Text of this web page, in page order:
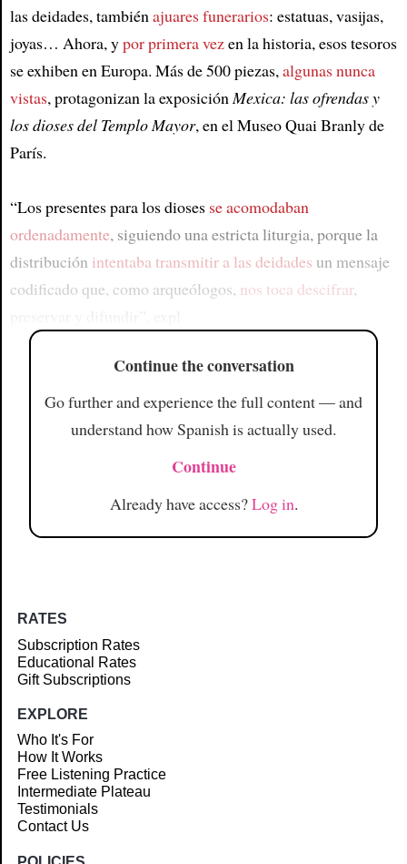
las deidades, tambiénajuares funerarios: estatuas, vasijas,
joyas… Ahora, ypor primera vezen la historia, esos tesoros
se exhiben en Europa. Más de 500 piezas,algunas nunca
vistas, protagonizan la exposiciónMexica: las ofrendas y
los dioses del Templo Mayor, en el Museo Quai Branly de
París.
“Los presentes para los dioses se acomodaban
ordenadamente, siguiendo una estricta liturgia, porque la
distribución intentaba transmitir a las deidades un mensaje
codificado que, como arqueólogos, nos toca descifrar,
Continue the conversation
Go further and experience the full content — and
understand how Spanish is actually used.
Continue
Already have access?Log in.
RATES
Subscription Rates
Educational Rates
Gift Subscriptions
EXPLORE
Who It's For
How It Works
Free Listening Practice
Intermediate Plateau
Testimonials
Contact Us